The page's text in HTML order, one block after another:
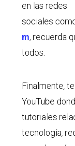
en las redes
sociales
m, recuerda
todos.
Finalmente,
YouTube
tutoriales
tecnología,